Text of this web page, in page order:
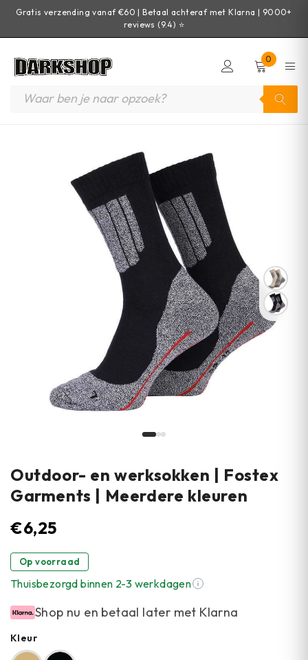
Gratis verzending vanaf €60 | Betaal achteraf met Klarna | 9000+
reviews (9.4) ⭐
0
Outdoor- en werksokken | Fostex
Garments | Meerdere kleuren
€6,25
Op voorraad
Thuisbezorgd binnen 2-3 werkdagen
Shop nu en betaal later met Klarna
Kleur